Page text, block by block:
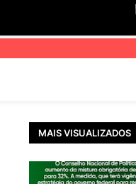
MAIS VISUALIZADOS